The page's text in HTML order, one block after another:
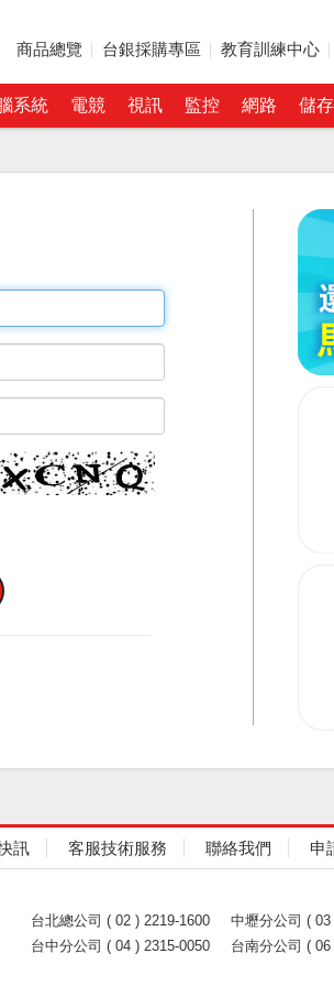
商品總覽 台銀採購專區 教育訓練中心
系統 電競 視訊 監控 網路 儲
訊 客服技術服務 聯絡我們 申
台北總公司 ( 02 ) 2219-1600 中壢分公司 ( 03
台中分公司 ( 04 ) 2315-0050
台南分公司 (